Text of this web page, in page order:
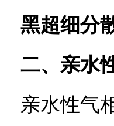
黑超细分
二、亲水
亲水性气